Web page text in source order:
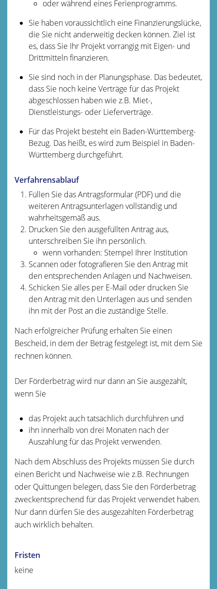
oder während eines Ferienprogramms.
Sie haben voraussichtlich eine Finanzierungslücke,
die Sie nicht anderweitig decken können. Ziel ist
es, dass Sie Ihr Projekt vorrangig mit Eigen- und
Drittmitteln finanzieren.
Sie sind noch in der Planungsphase. Das bedeutet,
dass Sie noch keine Verträge für das Projekt
abgeschlossen habenwie z.B. Miet-,
Dienstleistungs- oder Lieferverträge.
Für das Projekt besteht ein Baden-Württemberg-
Bezug. Das heißt, es wird zum Beispiel in Baden-
Württemberg durchgeführt.
Verfahrensablauf
Füllen Sie das Antragsformular (PDF) und die
weiteren Antragsunterlagen vollständig und
wahrheitsgemäß aus.
Drucken Sie den ausgefüllten Antrag aus,
unterschreiben Sie ihn persönlich.
wenn vorhanden: Stempel Ihrer Institution
Scannen oder fotografieren Sie den Antrag mit
den entsprechenden Anlagen und Nachweisen.
Schicken Sie alles per E-Mail oder drucken Sie
den Antrag mit den Unterlagen aus und senden
ihnmit der Post an die zuständige Stelle.
Nach erfolgreicher Prüfung erhalten Sie einen
Bescheid, in dem der Betrag festgelegt ist, mit dem Sie
rechnen können.
Der Förderbetrag wird nur dann an Sie ausgezahlt,
wenn Sie
das Projekt auch tatsächlich durchführen und
ihn innerhalb von drei Monaten nach der
Auszahlung für das Projekt verwenden.
Nach dem Abschluss des Projekts müssen Sie durch
einen Bericht und Nachweise wie z.B. Rechnungen
oder Quittungen belegen, dass Sie den Förderbetrag
zweckentsprechend für das Projekt verwendet haben.
Nur dann dürfen Sie des ausgezahlten Förderbetrag
auch wirklich behalten.
Fristen
keine